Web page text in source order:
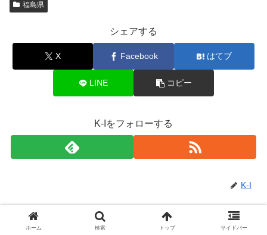
福島県
シェアする
X Facebook はてブ
LINE コピー
K-Iをフォローする
K-I
関連記事
ホーム 検索 トップ サイドバー